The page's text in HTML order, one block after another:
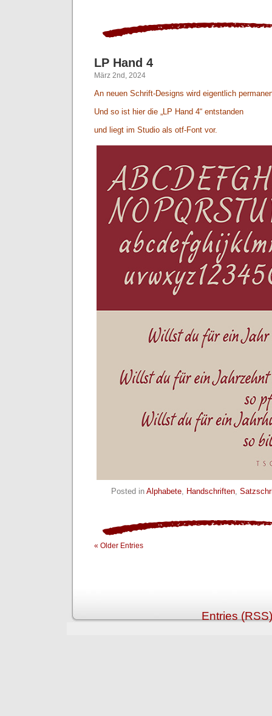
LP Hand 4
März 2nd, 2024
An neuen Schrift-Designs wird eigentlich
Und so ist hier die „LP Hand 4“ entstanden
und liegt im Studio als otf-Font vor.
Posted in Alphabete Handschriften
« Older Entries
Entries (RSS)